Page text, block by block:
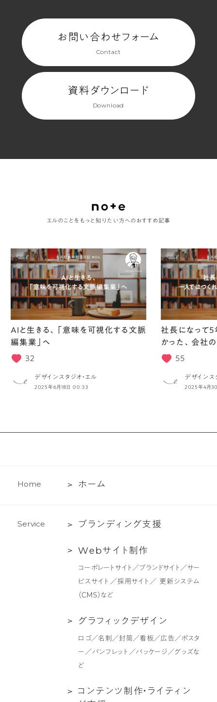
お問い合わせフォーム
Contact
資料ダウンロード
Download
エルのことをもっと知りたい方へのおすすめ記事
AIと生きる、「意味を可視化する文脈
編集業」へ
32
デザインスタジオ・エル
2025年6月18日 00:33
社長になって5
かった、会社
55
デザインス
2025年4月
Home
ホ
ホーム
Service
ブ
ン
支
ブラ ン ディ ン グ支援
Web
作
Webサ イ ト 制 作
コーポレートサイト／ブランドサイト／サー
ビスサイト／採用サイト／ 更新システム
（CMS）など
グ
ク
グラフ ィ ッ ク デザイ ン
ロゴ／名刺／封筒／看板／広告／ポスタ
ー／パンフレット／パッケージ／グッズな
ど
コ コ ン テ ン ツ制 作・ ラ イ ティ ン